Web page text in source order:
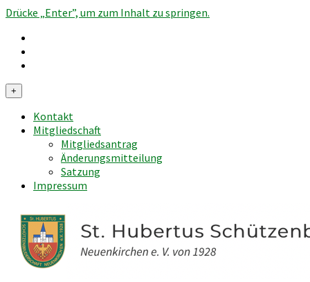
Drücke „Enter”, um zum Inhalt zu springen.
Menü
öffnen
+
Kontakt
Mitgliedschaft
Mitgliedsantrag
Änderungsmitteilung
Satzung
Impressum